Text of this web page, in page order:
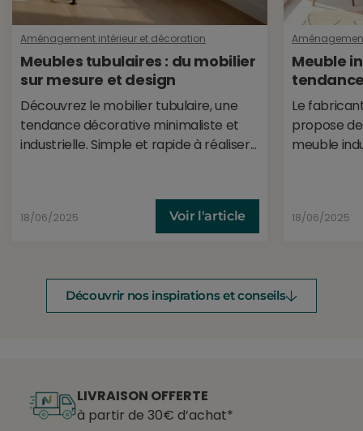
Aménagement intérieur et décoration
Meubles tubulaires : du mobilier
sur mesure et design
Découvrez le mobilier tubulaire, une
tendance décorative minimaliste et
industrielle. Simple et rapide à réaliser...
18/06/2025 Voir l'article
Meuble
Le
propose
meuble
18/06/2025
Découvrir nos inspirations et conseils
LIVRAISON OFFERTE
à partir de 30€ d’achat*